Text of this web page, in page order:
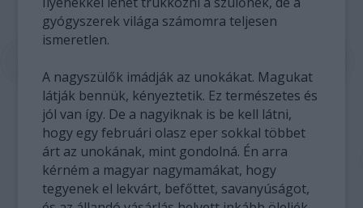
gyógyszerek világa számomra teljesen
ismeretlen.
A nagyszülők imádják az unokákat. Magukat
látják bennük, kényeztetik. Ez természetes és
jól van így. De a nagyiknak is be kell látni,
hogy egy februári olasz eper sokkal többet
árt az unokának, mint gondolná. Én arra
kérném a magyar nagymamákat, hogy
tegyenek el lekvárt, befőttet, savanyúságot,